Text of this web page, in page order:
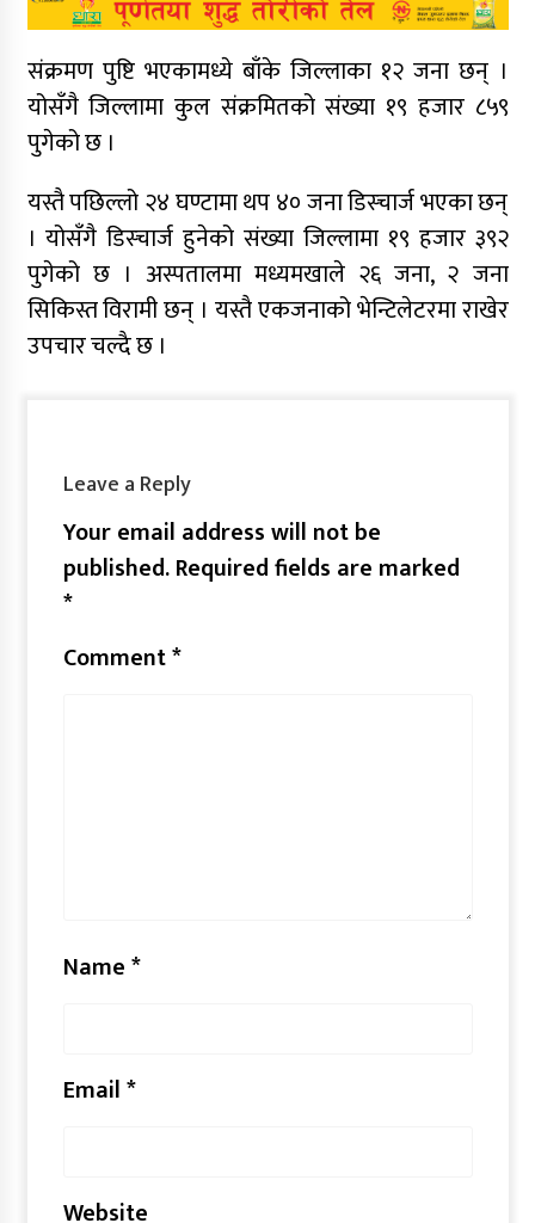
संक्रमण पुष्टि भएकामध्ये बाँके जिल्लाका १२ जना छन् ।
योसँगै जिल्लामा कुल संक्रमितको संख्या १९ हजार ८५९
पुगेको छ ।
यस्तै पछिल्लो २४ घण्टामा थप ४० जना डिस्चार्ज भएका छन्
। योसँगै डिस्चार्ज हुनेको संख्या जिल्लामा १९ हजार ३९२
पुगेको छ । अस्पतालमा मध्यमखाले २६ जना, २ जना
सिकिस्त विरामी छन् । यस्तै एकजनाको भेन्टिलेटरमा राखेर
उपचार चल्दै छ ।
Leave a Reply
Your email address will not be
published.Required fields are marked
*
Comment*
Name*
Email*
Website